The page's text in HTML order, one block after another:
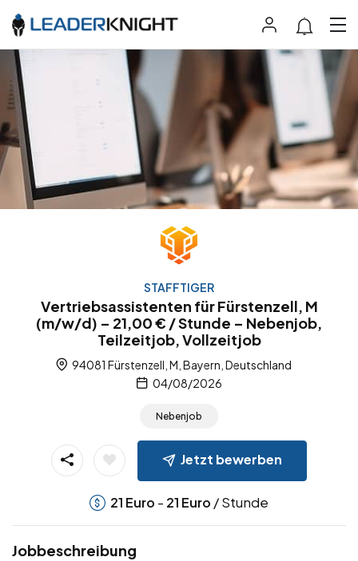
STAFFTIGER
Vertriebsassistenten für Fürstenzell, M
(m/w/d) – 21,00 € / Stunde – Nebenjob,
Teilzeitjob, Vollzeitjob
94081 Fürstenzell, M, Bayern, Deutschland
04/08/2026
Nebenjob
Jetzt bewerben
21 Euro - 21 Euro / Stunde
Jobbeschreibung